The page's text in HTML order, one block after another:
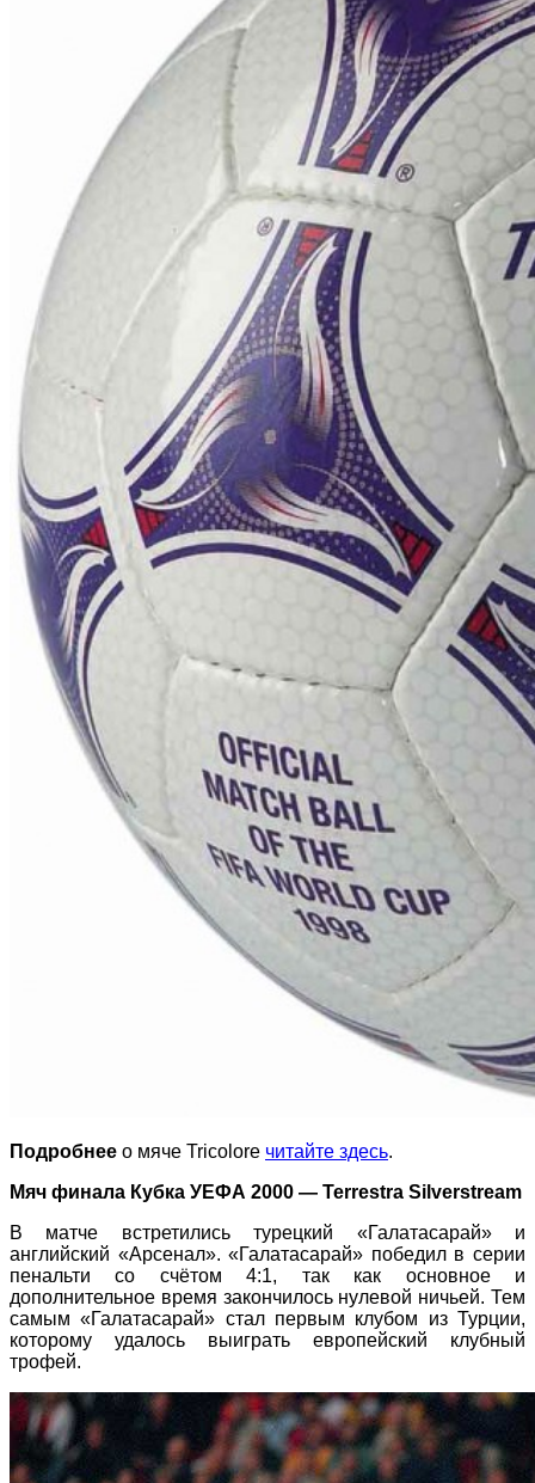
Подробнее о мяче Tricolore читайте здесь.
Мяч финала Кубка УЕФА 2000 — Terrestra Silverstream
В матче встретились турецкий «Галатасарай» и
английский «Арсенал». «Галатасарай» победил в серии
пенальти со счётом 4:1, так как основное и
дополнительное время закончилось нулевой ничьей. Тем
самым «Галатасарай» стал первым клубом из Турции,
которому удалось выиграть европейский клубный
трофей.